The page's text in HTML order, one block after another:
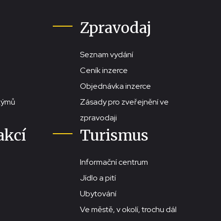
Zpravodaj
Seznam vydání
Ceník inzerce
Objednávka inzerce
Zásady pro zveřejnění ve
zpravodaji
Turismus
Informační centrum
Jídlo a pití
Ubytování
Ve městě, v okolí, trochu dál